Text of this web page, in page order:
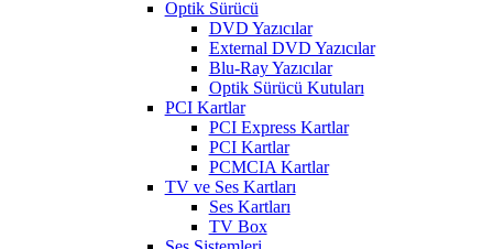
Optik Sürücü
DVD Yazıcılar
External DVD Yazıcılar
Blu-Ray Yazıcılar
Optik Sürücü Kutuları
PCI Kartlar
PCI Express Kartlar
PCI Kartlar
PCMCIA Kartlar
TV ve Ses Kartları
Ses Kartları
TV Box